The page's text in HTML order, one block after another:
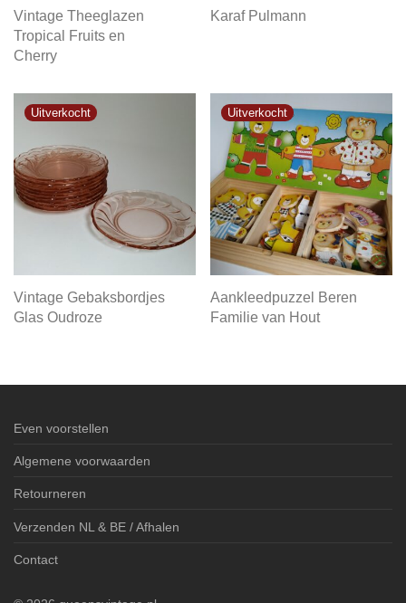
Vintage Theeglazen
Tropical Fruits en
Cherry
Karaf Pulmann
Vintage Gebaksbordjes
Glas Oudroze
Aankleedpuzzel Beren
Familie van Hout
Even voorstellen
Algemene voorwaarden
Retourneren
Verzenden NL & BE / Afhalen
Contact